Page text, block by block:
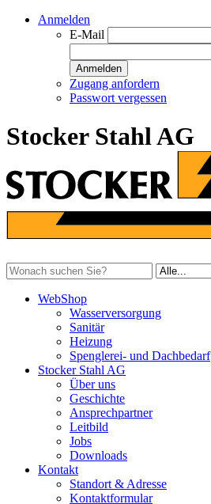
Anmelden
E-Mail
Anmelden
Zugang anfordern
Passwort vergessen
Stocker Stahl AG
WebShop
Wasserversorgung
Sanitär
Heizung
Spenglerei- und Dachbedarf
Stocker Stahl AG
Über uns
Geschichte
Ansprechpartner
Leitbild
Jobs
Downloads
Kontakt
Standort & Adresse
Kontaktformular